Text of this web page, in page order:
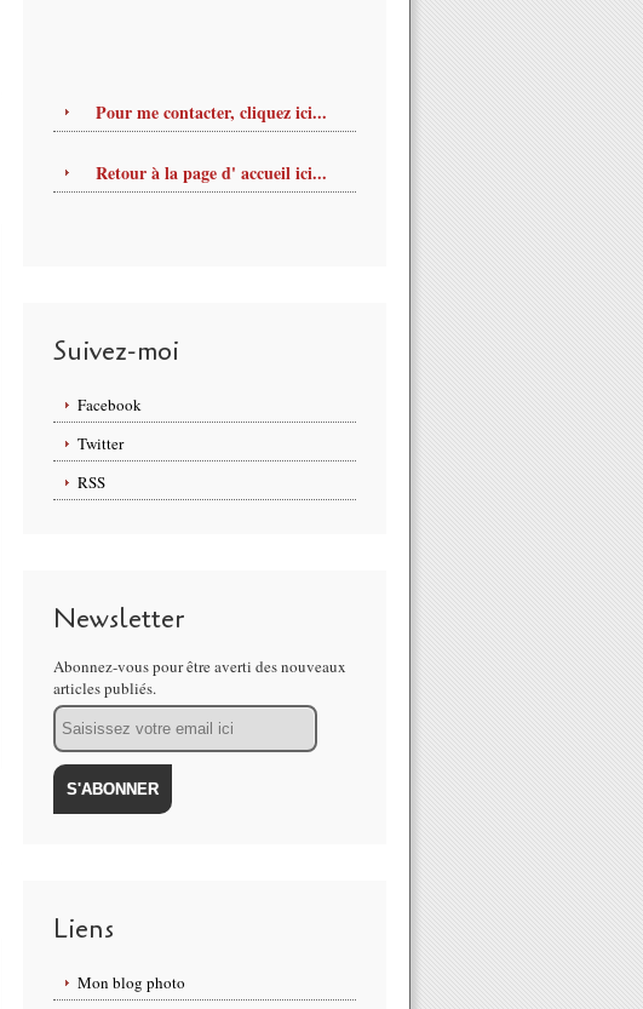
Pour me contacter, cliquez ici...
Retour à la page d' accueil ici...
Suivez-moi
Facebook
Twitter
RSS
Newsletter
Abonnez-vous pour être averti des nouveaux
articles publiés.
Email
Liens
Mon blog photo